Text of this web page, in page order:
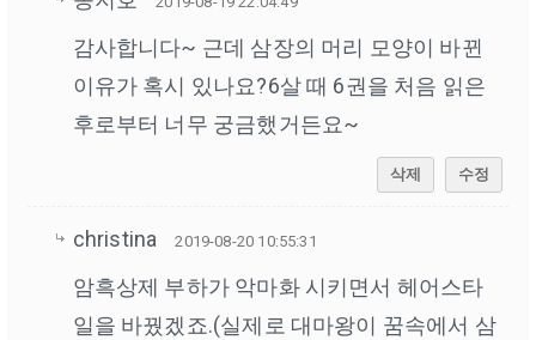
감사합니다~ 근데 삼장의 머리 모양이 바뀐
이유가 혹시 있나요?6살 때 6권을 처음 읽은
후로부터 너무 궁금했거든요~
삭제 수정
christina 2019-08-20 10:55:31
암흑상제 부하가 악마화 시키면서 헤어스타
일을 바꿨겠죠.(실제로 대마왕이 꿈속에서 삼